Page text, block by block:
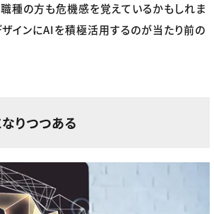
種の方も危機感を覚えているかもしれま
インにAIを積極活用するのが当たり前の
りつつある